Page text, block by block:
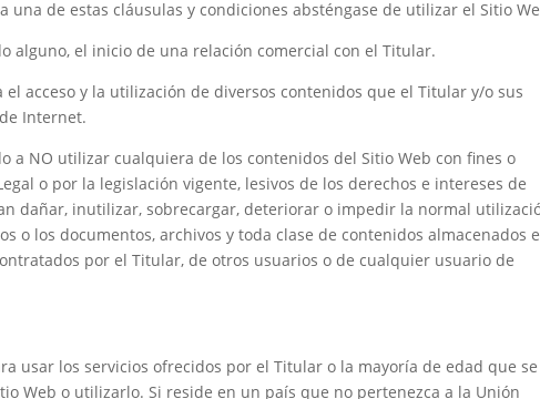
una de estas cláusulas y condiciones absténgase de utilizar el Sitio
alguno, el inicio de una relación comercial con el Titular.
acceso y la utilización de diversos contenidos que el Titular y/o sus
Internet.
a NO utilizar cualquiera de los contenidos del Sitio Web con fines o
o por la legislación vigente, lesivos de los derechos e intereses de
dañar, inutilizar, sobrecargar, deteriorar o impedir la normal
o los documentos, archivos y toda clase de contenidos almacenados
por el Titular, de otros usuarios o de cualquier usuario de
usar los servicios ofrecidos por el Titular o la mayoría de edad que se
Web o utilizarlo. Si reside en un país que no pertenezca a la Unión